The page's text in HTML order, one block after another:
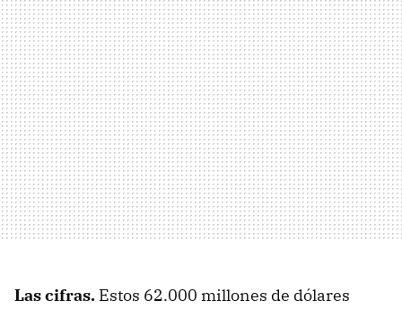
Las cifras. Estos 62.000 millones de dólares